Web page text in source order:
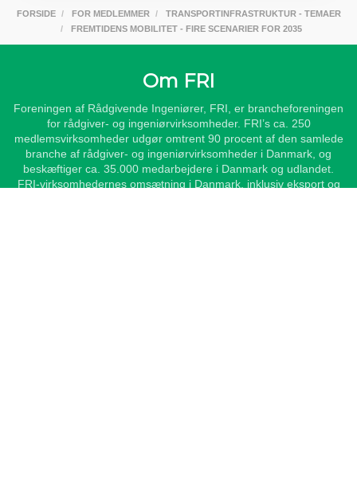
FORSIDE FOR MEDLEMMER
TRANSPORTINFRASTRUKTUR - TEMAER
FREMTIDENS MOBILITET - FIRE SCENARIER FOR 2035
Om FRI
Foreningen af Rådgivende Ingeniører, FRI, er brancheforeningen
for rådgiver- og ingeniørvirksomheder. FRI’s ca. 250
medlemsvirksomheder udgør omtrent 90 procent af den samlede
branche af rådgiver- og ingeniørvirksomheder i Danmark, og
beskæftiger ca. 35.000 medarbejdere i Danmark og udlandet.
FRI-virksomhedernes omsætning i Danmark, inklusiv eksport og